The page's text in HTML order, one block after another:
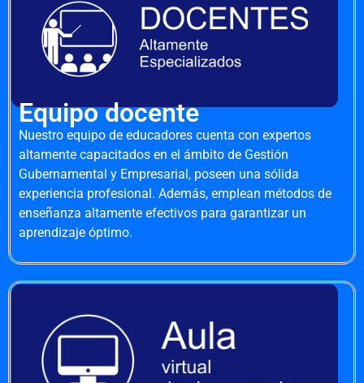
Equipo docente
Nuestro equipo de educadores cuenta con expertos
altamente capacitados en el ámbito de Gestión
Gubernamental y Empresarial, poseen una sólida
experiencia profesional. Además, emplean métodos de
enseñanza altamente efectivos para garantizar un
aprendizaje óptimo.